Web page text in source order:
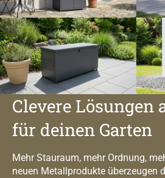
Clevere Lösungen
für deinen Garten
Mehr Stauraum, mehr Ordnung,
neuen Metallprodukte überzeugen